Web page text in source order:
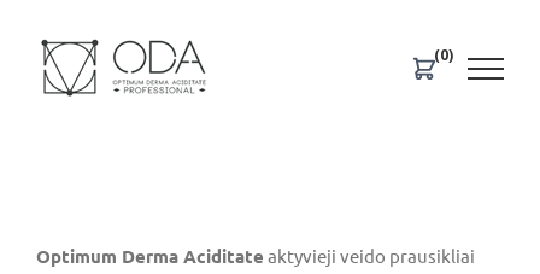
content
(0)
Optimum Derma Aciditate aktyvieji veido prausikliai